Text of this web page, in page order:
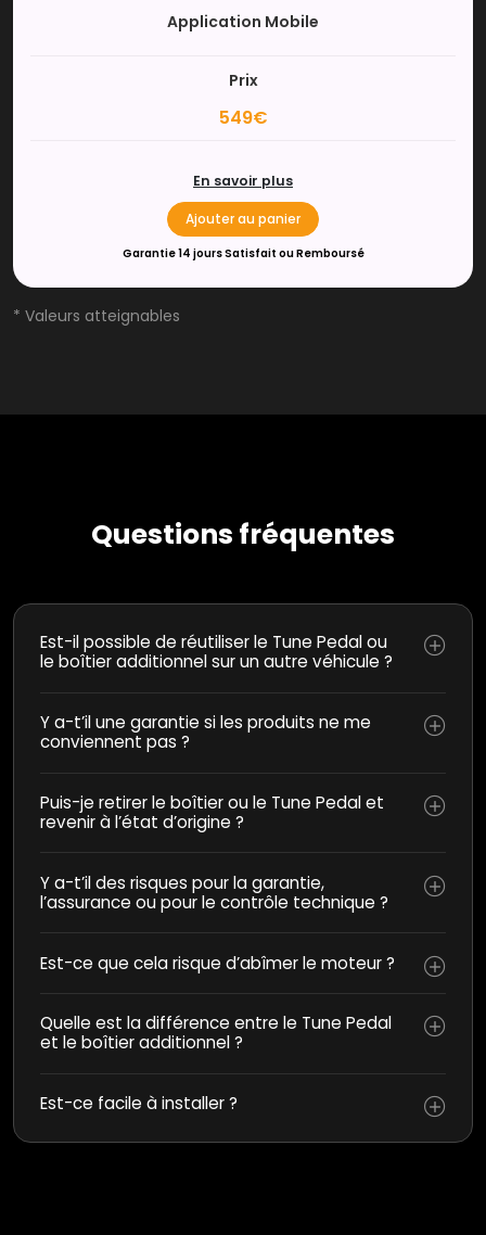
Application Mobile
Prix
549€
En savoir plus
Ajouter au panier
Garantie 14 jours Satisfait ou Remboursé
* Valeurs atteignables
Questions fréquentes
Est-il possible de réutiliser le Tune Pedal ou
le boîtier additionnel sur un autre véhicule ?
Y a-t’il une garantie si les produits ne me
conviennent pas ?
Puis-je retirer le boîtier ou le Tune Pedal et
revenir à l’état d’origine ?
Y a-t’il des risques pour la garantie,
l’assurance ou pour le contrôle technique ?
Est-ce que cela risque d’abîmer le moteur ?
Quelle est la différence entre le Tune Pedal
et le boîtier additionnel ?
Est-ce facile à installer ?